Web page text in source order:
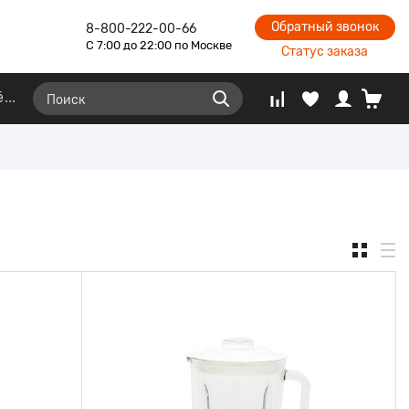
8-800-222-00-66
С 7:00 до 22:00 по Москве
Обратный звонок
Статус заказа